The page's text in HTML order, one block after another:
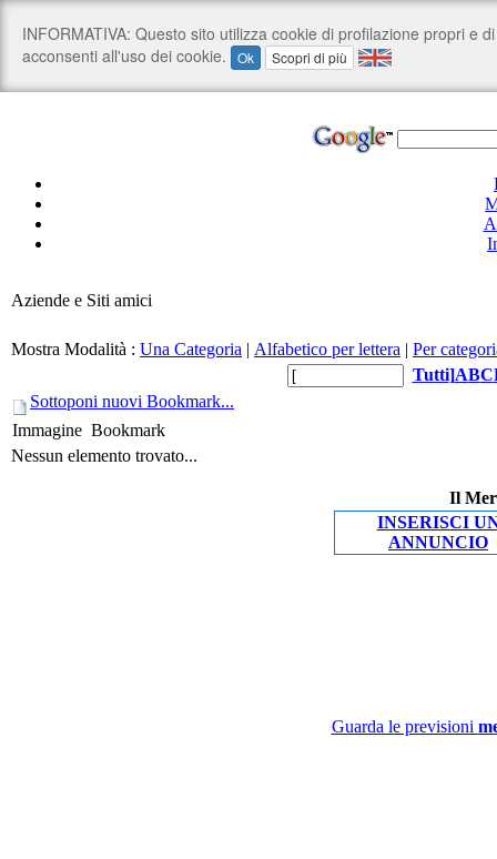
Aziende e Siti amici
Mostra Modalità : Una Categoria | Alfabetico per lettera | Per
Tutti]ABC
Sottoponi nuovi Bookmark...
Immagine Bookmark
Nessun elemento trovato...
Il
INSERISCI
ANNUNCIO
Guarda le previsioni